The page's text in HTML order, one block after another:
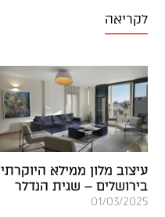
לקריאה
עיצוב מלון ממילא היוקרתי
בירושלים – שגית הנדלר
01/03/2025